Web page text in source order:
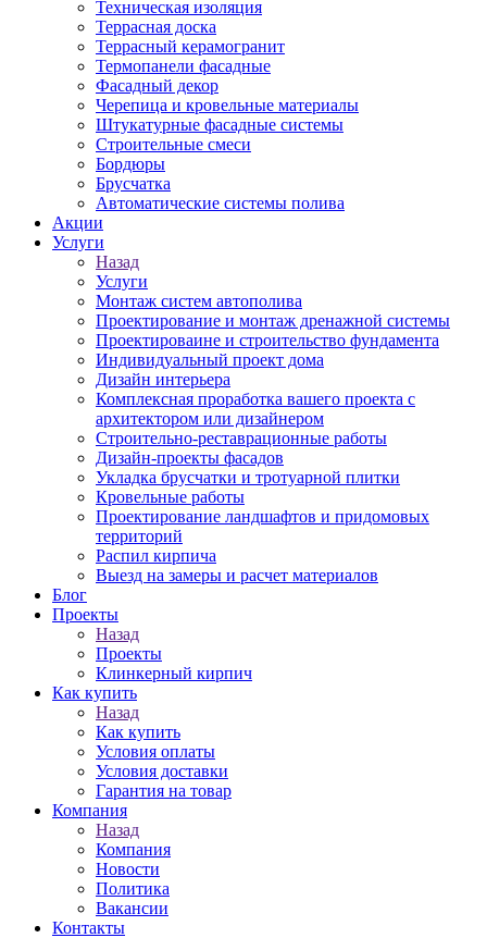
Техническая изоляция
Террасная доска
Террасный керамогранит
Термопанели фасадные
Фасадный декор
Черепица и кровельные материалы
Штукатурные фасадные системы
Строительные смеси
Бордюры
Брусчатка
Автоматические системы полива
Акции
Услуги
Назад
Услуги
Монтаж систем автополива
Проектирование и монтаж дренажной системы
Проектироваине и строительство фундамента
Индивидуальный проект дома
Дизайн интерьера
Комплексная проработка вашего проекта с
архитектором или дизайнером
Строительно-реставрационные работы
Дизайн-проекты фасадов
Укладка брусчатки и тротуарной плитки
Кровельные работы
Проектирование ландшафтов и придомовых
территорий
Распил кирпича
Выезд на замеры и расчет материалов
Блог
Проекты
Назад
Проекты
Клинкерный кирпич
Как купить
Назад
Как купить
Условия оплаты
Условия доставки
Гарантия на товар
Компания
Назад
Компания
Новости
Политика
Вакансии
Контакты